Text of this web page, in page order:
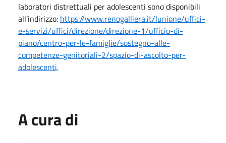
laboratori distrettuali per adolescenti sono disponibili
all'indirizzo: https://www.renogalliera.it/lunione/uffici-
e-servizi/uffici/direzione/direzione-1/ufficio-di-
piano/centro-per-le-famiglie/sostegno-alle-
competenze-genitoriali-2/spazio-di-ascolto-per-
adolescenti.
A cura di